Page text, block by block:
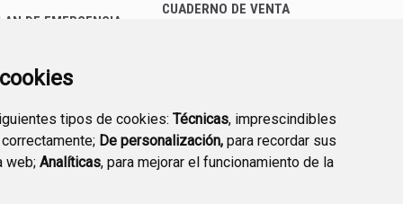
tipos de cookies: Técnicas, imprescindibles
De personalización, para recordar sus
web; Analíticas, para mejorar el funcionamiento de la
DE EMERGENCIA
CUADERNO DE VENTA